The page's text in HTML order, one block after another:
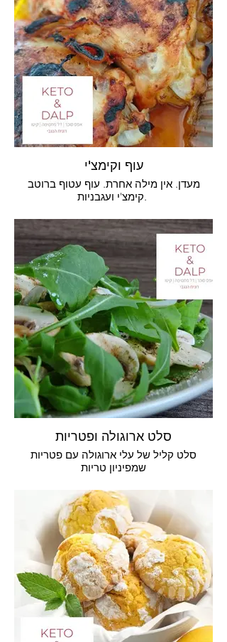
עוף וקימצ'י
מעדן. אין מילה אחרת. עוף עטוף ברוטב
קימצ'י ועגבניות.
סלט ארוגולה ופטריות
סלט קליל של עלי ארוגולה עם פטריות
שמפיניון טריות